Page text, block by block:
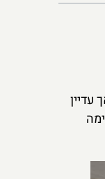
עדיין